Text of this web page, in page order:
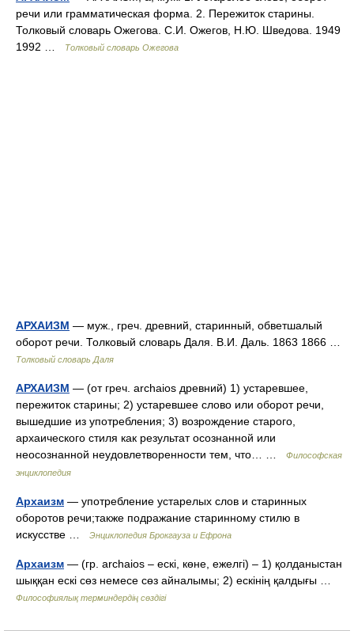
речи или грамматическая форма. 2. Пережиток старины.
Толковый словарь Ожегова. С.И. Ожегов, Н.Ю. Шведова. 1949
1992 …
Толковый словарь Ожегова
АРХАИЗМ — муж., греч. древний, старинный, обветшалый
оборот речи. Толковый словарь Даля. В.И. Даль. 1863 1866 …
Толковый словарь Даля
АРХАИЗМ — (от греч. archaios древний) 1) устаревшее,
пережиток старины; 2) устаревшее слово или оборот речи,
вышедшие из употребления; 3) возрождение старого,
архаического стиля как результат осознанной или
неосознанной неудовлетворенности тем, что… …
Философская
энциклопедия
Архаизм — употребление устарелых слов и старинных
оборотов речи;также подражание старинному стилю в
искусстве …
Энциклопедия Брокгауза и Ефрона
Архаизм — (гр. archaios – ескі, көне, ежелгі) – 1) қолданыстан
шыққан ескі сөз немесе сөз айналымы; 2) ескінің қалдығы …
Философиялық терминдердің сөздігі